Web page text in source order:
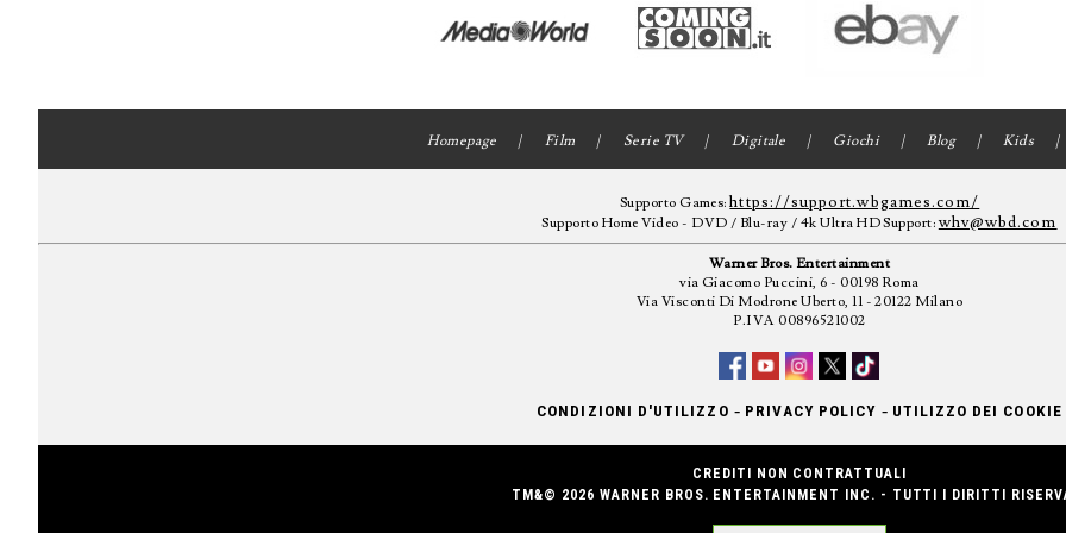
Homepage Film Serie TV Digitale Giochi Blog Kids
Supporto Games:https://support.wbgames.com/
Supporto Home Video - DVD / Blu-ray / 4k Ultra HD Support:whv@wbd.com
Warner Bros. Entertainment
via Giacomo Puccini, 6 - 00198 Roma
Via Visconti Di Modrone Uberto, 11 - 20122 Milano
P.IVA 00896521002
CONDIZIONI D'UTILIZZO - PRIVACY POLICY - UTILIZZO DEI COOKIE
CREDITI NON CONTRATTUALI
TM&© 2026 WARNER BROS. ENTERTAINMENT INC. - TUTTI I DIRITTI